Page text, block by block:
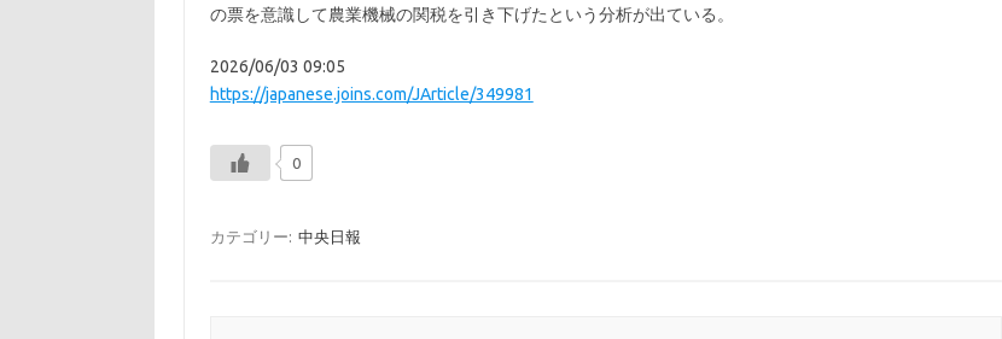
の票を意識して農業機械の関税を引き下げたという分析が出ている。
2026/06/03 09:05
https://japanese.joins.com/JArticle/349981
0
カテゴリー: 中央日報